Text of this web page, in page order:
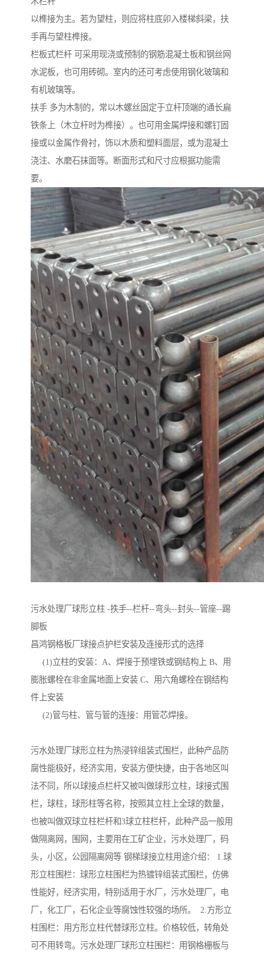
以榫接为主。若为望柱，则应将柱底卯入楼梯斜梁，扶
手再与望柱榫接。
栏板式栏杆 可采用现浇或预制的钢筋混凝土板和钢丝网
水泥板，也可用砖砌。室内的还可考虑使用钢化玻璃和
有机玻璃等。
扶手 多为木制的，常以木螺丝固定于立杆顶端的通长扁
铁条上（木立杆时为榫接）。也可用金属焊接和螺钉固
接或以金属作骨衬，饰以木质和塑料面层，或为混凝土
浇注、水磨石抹面等。断面形式和尺寸应根据功能需
要。
污水处理厂球形立柱 -抶手--栏杆--弯头--封头--管座--踢
脚板
昌鸿钢格板厂球接点护栏安装及连接形式的选择
(1)立柱的安装：A、焊接于预埋铁或钢结构上 B、用
膨胀螺栓在非金属地面上安装 C、用六角螺栓在钢结构
件上安装
(2)管与柱、管与管的连接：用管芯焊接。
污水处理厂球形立柱为热浸锌组装式围栏，此种产品防
腐性能极好，经济实用，安装方便快捷，由于各地区叫
法不同，所以球接点栏杆又被叫做球形立柱，球接式围
栏，球柱，球形柱等名称，按照其立柱上全球的数量，
也被叫做双球立柱栏杆和3球立柱栏杆，此种产品一般用
做隔离网，围网，主要用在工矿企业，污水处理厂，码
头，小区，公园隔离网等 钢梯球接立柱用途介绍： 1.球
形立柱围栏：球形立柱围栏为热镀锌组装式围栏，仿佛
性能好，经济实用，特别适用于水厂，污水处理厂，电
厂，化工厂，石化企业等腐蚀性较强的场所。 2.方形立
柱围栏：用方形立柱代替球形立柱。价格较低，转角处
可不用转弯。污水处理厂球形立柱围栏：用钢格栅板与